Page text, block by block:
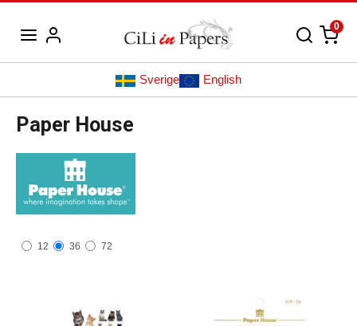
0
Sverige English
Paper House
12 36 72